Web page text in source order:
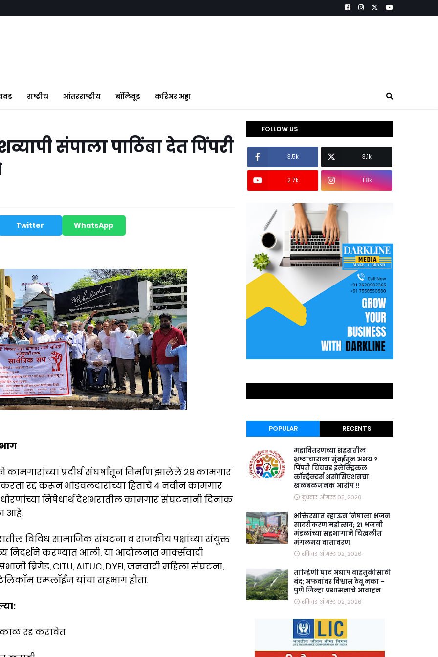
राष्ट्रीय आंतरराष्ट्रीय बॉलिवूड करिअर अड्डा
संपाला पाठिंबा देत पिंपरी
Twitter WhatsApp
प्रदीर्घ संघर्षातून निर्माण झालेले २९ कामगार
रद्द करून भांडवलदारांच्या हिताचे ४ नवीन कामगार
निषेधार्थ देशभरातील कामगार संघटनांनी दिनांक
आहे.
विविध सामाजिक संघटना व राजकीय पक्षांच्या संयुक्त
करण्यात आली. या आंदोलनात मार्क्सवादी
ब्रिगेड, CITU, AITUC, DYFI, जनवादी महिला संघटना,
एम्प्लॉईज यांचा सहभाग होता.
रद्द करावेत
FOLLOW US
3.5k 3.1k
2.7k 1.8k
POPULAR RECENTS
महावितरणच्या शहरातील
भ्रष्टाचाराला मुंबईतून अभय ?
पिंपरी चिंचवड इलेक्ट्रिकल
कॉन्ट्रॅक्टर्स असोसिएशनचा
खळबळजनक आरोप !!
बुधवार, ऑगस्ट ०५, २०२६
भक्तिरसात न्हाऊन निघाला भजन
सादरीकरण महोत्सव; २१ भजनी
मंडळांच्या सहभागाने चिखलीत
मंगलमय वातावरण
रविवार, ऑगस्ट ०२, २०२६
ताम्हिणी घाट अद्याप वाहतुकीसाठी
बंद; अफवांवर विश्वास ठेवू नका –
पुणे जिल्हा प्रशासनाचे आवाहन
रविवार, ऑगस्ट ०२, २०२६